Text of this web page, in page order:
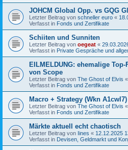
JOHCM Global Opp. vs GQG
Letzter Beitrag von schneller euro «
Verfasst in Fonds und Zertifikate
Schiiten und Sunniten
Letzter Beitrag von oegeat «
Verfasst in Private Gespräche und
EILMELDUNG: ehemalige
von Scope
Letzter Beitrag von The Ghost of Elvis «
Verfasst in Fonds und Zertifikate
Macro + Strategy (Wkn A1cwl7)
Letzter Beitrag von The Ghost of Elvis «
Verfasst in Fonds und Zertifikate
Märkte aktuell echt chaotisch
Letzter Beitrag von Iines « 12.12.2025
Verfasst in Devisen, Geldmarkt und